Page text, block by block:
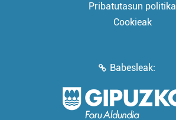
Pribatutasun politika
Cookieak
Babesleak: